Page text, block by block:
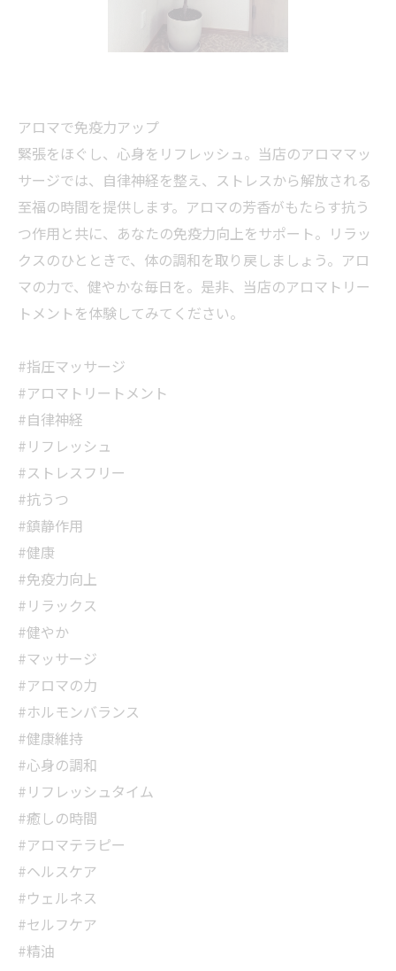
アロマで免疫力アップ
緊張をほぐし、心身をリフレッシュ。当店のアロママッ
サージでは、自律神経を整え、ストレスから解放される
至福の時間を提供します。アロマの芳香がもたらす抗う
つ作用と共に、あなたの免疫力向上をサポート。リラッ
クスのひとときで、体の調和を取り戻しましょう。アロ
マの力で、健やかな毎日を。是非、当店のアロマトリー
トメントを体験してみてください。
#指圧マッサージ
#アロマトリートメント
#自律神経
#リフレッシュ
#ストレスフリー
#抗うつ
#鎮静作用
#健康
#免疫力向上
#リラックス
#健やか
#マッサージ
#アロマの力
#ホルモンバランス
#健康維持
#心身の調和
#リフレッシュタイム
#癒しの時間
#アロマテラピー
#ヘルスケア
#ウェルネス
#セルフケア
#精油